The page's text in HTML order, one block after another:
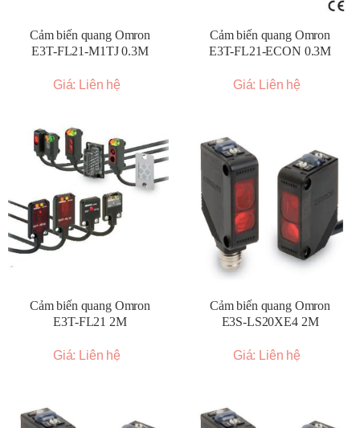
Cảm biến quang Omron
E3T-FL21-M1TJ 0.3M
Giá: Liên hệ
Cảm biến quang Omron
E3T-FL21-ECON 0.3M
Giá: Liên hệ
Cảm biến quang Omron
E3T-FL21 2M
Giá: Liên hệ
Cảm biến quang Omron
E3S-LS20XE4 2M
Giá: Liên hệ